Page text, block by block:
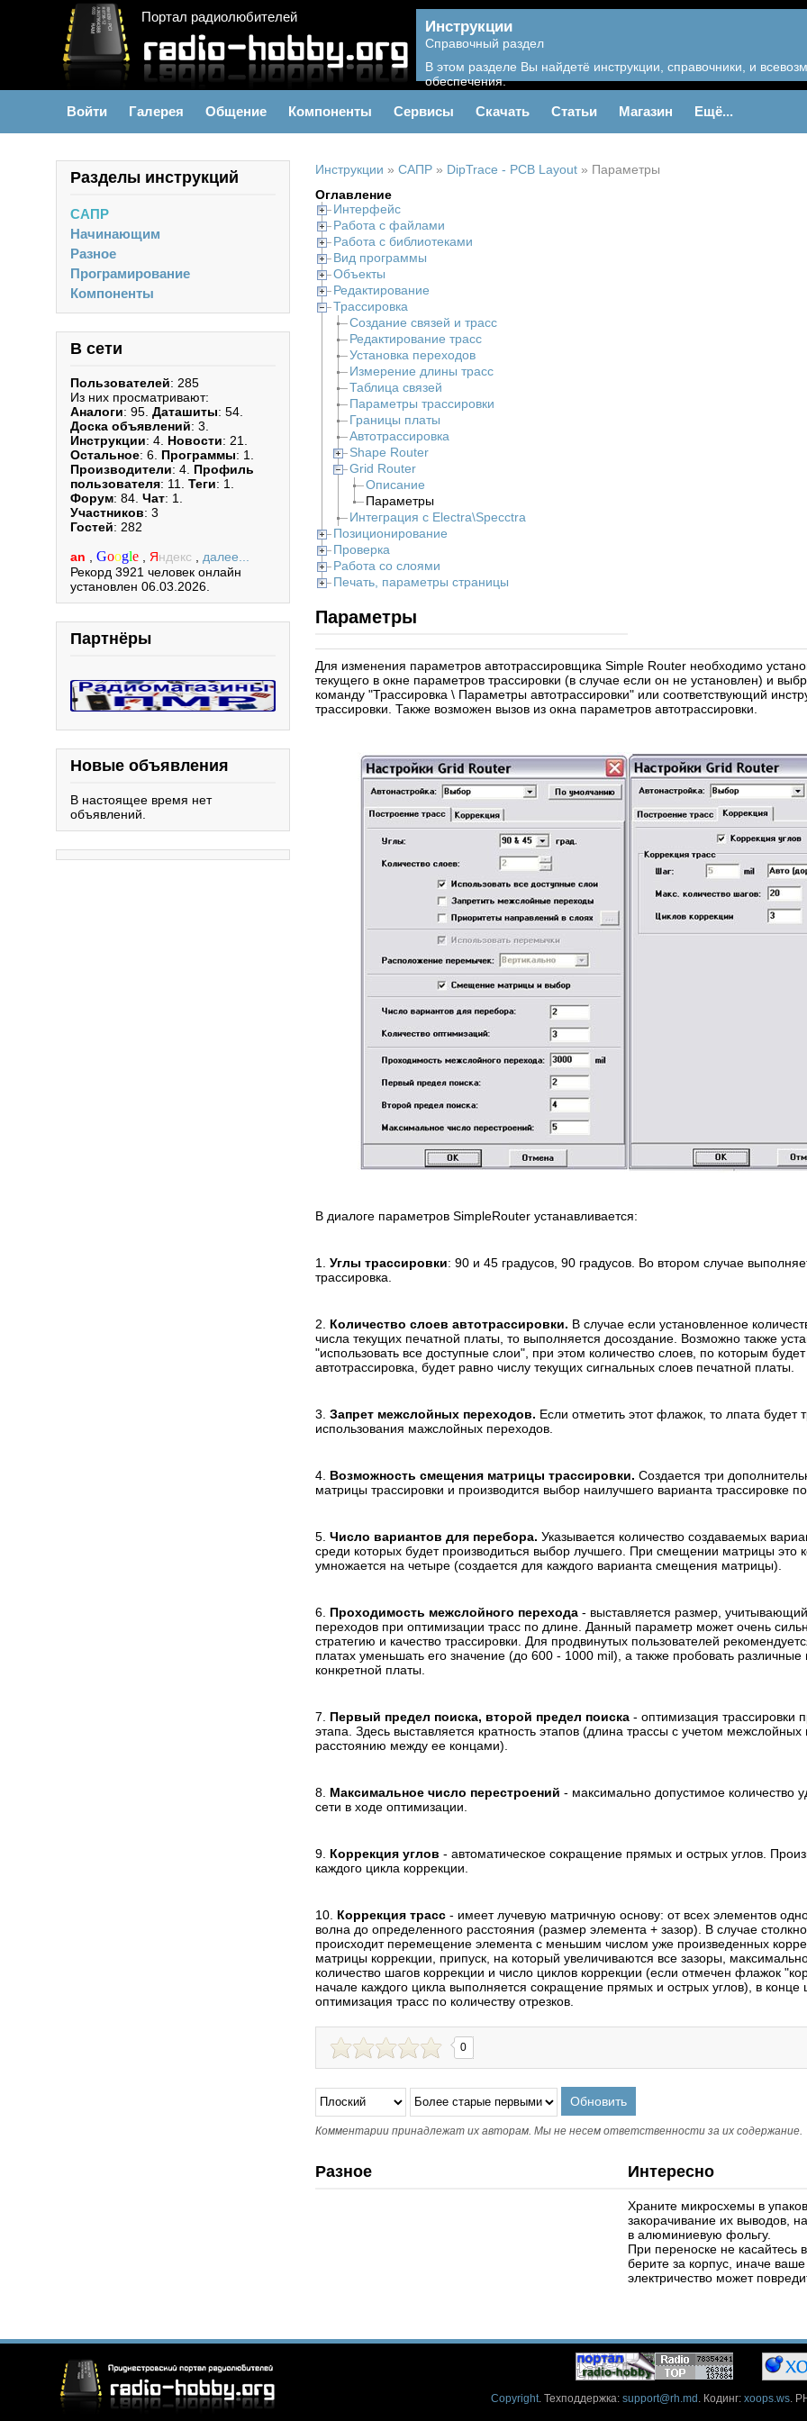
Портал радиолюбителей
Инструкции
Справочный раздел
В этом разделе Вы найдетё инструкции, справочники, и
обеспечения.
Войти Галерея Общение Компоненты Сервисы Скачать Статьи Магазин Ещё...
Разделы инструкций
САПР
Начинающим
Разное
Програмирование
Компоненты
В сети
Пользователей: 285
Из них просматривают:
Аналоги: 95. Даташиты: 54.
Доска объявлений: 3.
Инструкции: 4. Новости: 21.
Остальное: 6. Программы: 1.
Производители: 4. Профиль
пользователя: 11. Теги: 1.
Форум: 84. Чат: 1.
Участников: 3
Гостей: 282
an Google Яндекс
далее...
Рекорд 3921 человек онлайн
установлен 06.03.2026.
Партнёры
Новые объявления
В настоящее время нет
объявлений.
Инструкции » САПР » DipTrace - PCB Layout » Параметры
Оглавление
Интерфейс
Работа с файлами
Работа с библиотеками
Вид программы
Объекты
Редактирование
Трассировка
Создание связей и трасс
Редактирование трасс
Установка переходов
Измерение длины трасс
Таблица связей
Параметры трассировки
Границы платы
Автотрассировка
Shape Router
Grid Router
Описание
Параметры
Интеграция с Electra\Specctra
Позиционирование
Проверка
Работа со слоями
Печать, параметры страницы
Параметры
Для изменения параметров автотрассировщика Simple Router необходимо
текущего в окне параметров трассировки (в случае если он не установлен) и
команду "Трассировка \ Параметры автотрассировки" или соответствующий
трассировки. Также возможен вызов из окна параметров автотрассировки.
В диалоге параметров SimpleRouter устанавливается:
1. Углы трассировки: 90 и 45 градусов, 90 градусов. Во втором случае
трассировка.
2. Количество слоев автотрассировки. В случае если установленное
числа текущих печатной платы, то выполняется досоздание. Возможно также
"использовать все доступные слои", при этом количество слоев, по которым
автотрассировка, будет равно числу текущих сигнальных слоев печатной платы.
3. Запрет межслойных переходов. Если отметить этот флажок, то лпата будет
использования мажслойных переходов.
4. Возможность смещения матрицы трассировки. Создается три
матрицы трассировки и производится выбор наилучшего варианта трассировке
5. Число вариантов для перебора. Указывается количество создаваемых
среди которых будет производиться выбор лучшего. При смещении матрицы это
умножается на четыре (создается для каждого варианта смещения матрицы).
6. Проходимость межслойного перехода - выставляется размер,
переходов при оптимизации трасс по длине. Данный параметр может очень
стратегию и качество трассировки. Для продвинутых пользователей
платах уменьшать его значение (до 600 - 1000 mil), а также пробовать различные
конкретной платы.
7. Первый предел поиска, второй предел поиска - оптимизация трассировки
этапа. Здесь выставляется кратность этапов (длина трассы с учетом межслойных
расстоянию между ее концами).
8. Максимальное число перестроений - максимально допустимое количество
сети в ходе оптимизации.
9. Коррекция углов - автоматическое сокращение прямых и острых углов.
каждого цикла коррекции.
10. Коррекция трасс - имеет лучевую матричную основу: от всех элементов
волна до определенного расстояния (размер элемента + зазор). В случае
происходит перемещение элемента с меньшим числом уже произведенных
матрицы коррекции, припуск, на который увеличиваются все зазоры,
количество шагов коррекции и число циклов коррекции (если отмечен флажок
начале каждого цикла выполняется сокращение прямых и острых углов), в конце
оптимизация трасс по количеству отрезков.
0
Комментарии принадлежат их авторам. Мы не несем ответственности за их содержание.
Разное Интересно
Храните микросхемы в
закорачивание их выводов,
в алюминиевую фольгу.
При переноске не касайтесь
берите за корпус, иначе ваше
электричество может
Copyright. Техподдержка: support@rh.md . Кодинг: xoops.ws.